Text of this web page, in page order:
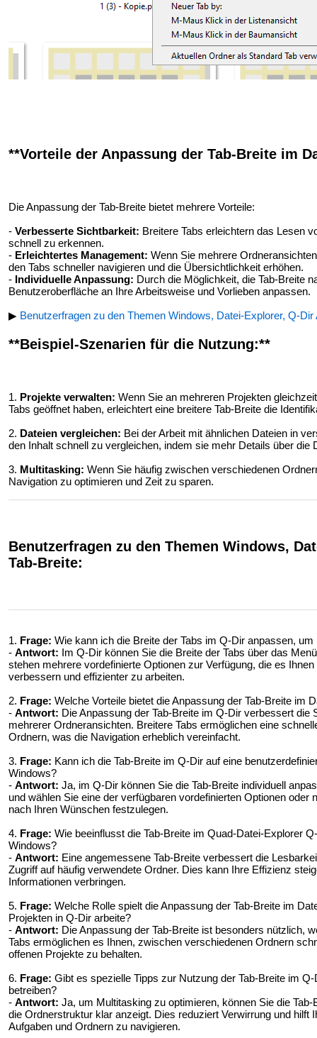
**Vorteile der Anpassung der Tab-Breite im
Die Anpassung der Tab-Breite bietet mehrere Vorteile:
- Verbesserte Sichtbarkeit: Breitere Tabs erleichtern das Lesen
schnell zu erkennen.
- Erleichtertes Management: Wenn Sie mehrere
den Tabs schneller navigieren und die Übersichtlichkeit erhöhen.
- Individuelle Anpassung: Durch die Möglichkeit, die Tab-Breite
Benutzeroberfläche an Ihre Arbeitsweise und Vorlieben anpassen.
▶ Benutzerfragen zu den Themen Windows, Datei-Explorer, Q-Dir
**Beispiel-Szenarien für die Nutzung:**
1. Projekte verwalten: Wenn Sie an mehreren Projekten
Tabs geöffnet haben, erleichtert eine breitere Tab-Breite die
2. Dateien vergleichen: Bei der Arbeit mit ähnlichen Dateien in
den Inhalt schnell zu vergleichen, indem sie mehr Details über die
3. Multitasking: Wenn Sie häufig zwischen verschiedenen
Navigation zu optimieren und Zeit zu sparen.
Benutzerfragen zu den Themen Windows,
Tab-Breite:
1. Frage: Wie kann ich die Breite der Tabs im Q-Dir anpassen,
- Antwort: Im Q-Dir können Sie die Breite der Tabs über das
stehen mehrere vordefinierte Optionen zur Verfügung, die es
verbessern und effizienter zu arbeiten.
2. Frage: Welche Vorteile bietet die Anpassung der Tab-Breite im
- Antwort: Die Anpassung der Tab-Breite im Q-Dir verbessert
mehrerer Ordneransichten. Breitere Tabs ermöglichen eine
Ordnern, was die Navigation erheblich vereinfacht.
3. Frage: Kann ich die Tab-Breite im Q-Dir auf eine
Windows?
- Antwort: Ja, im Q-Dir können Sie die Tab-Breite individuell
und wählen Sie eine der verfügbaren vordefinierten Optionen
nach Ihren Wünschen festzulegen.
4. Frage: Wie beeinflusst die Tab-Breite im Quad-Datei-Explorer
Windows?
- Antwort: Eine angemessene Tab-Breite verbessert die
Zugriff auf häufig verwendete Ordner. Dies kann Ihre Effizienz
Informationen verbringen.
5. Frage: Welche Rolle spielt die Anpassung der Tab-Breite im
Projekten in Q-Dir arbeite?
- Antwort: Die Anpassung der Tab-Breite ist besonders nützlich,
Tabs ermöglichen es Ihnen, zwischen verschiedenen Ordnern
offenen Projekte zu behalten.
6. Frage: Gibt es spezielle Tipps zur Nutzung der Tab-Breite im
betreiben?
- Antwort: Ja, um Multitasking zu optimieren, können Sie die
die Ordnerstruktur klar anzeigt. Dies reduziert Verwirrung und hilft
Aufgaben und Ordnern zu navigieren.